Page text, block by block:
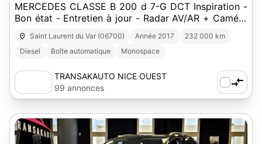
MERCEDES CLASSE B 200 d 7-G DCT Inspiration -
Bon état - Entretien à jour - Radar AV/AR + Caméra
de recul
Saint Laurent du Var (06700) Année 2017
232 000 km
Diesel
Boîte automatique Monospace
TRANSAKAUTO NICE OUEST
99 annonces